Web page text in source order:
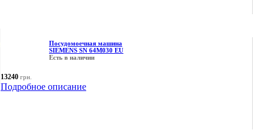
Посудомоечная машина
SIEMENS SN 64M030 EU
Есть в наличии
13240 грн.
Подробное описание